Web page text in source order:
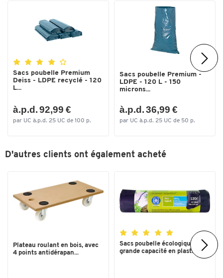
Sacs poubelle Premium
Deiss - LDPE recyclé - 120
L...
à.p.d. 92,99 €
par UC à.p.d. 25 UC de 100 p.
Sacs poubelle Premium -
LDPE - 120 L - 150
microns...
à.p.d. 36,99 €
par UC à.p.d. 25 UC de 50 p.
D'autres clients ont également acheté
Plateau roulant en bois, avec
4 points antidérapan...
Sacs poubelle écologiques
grande capacité en plast...